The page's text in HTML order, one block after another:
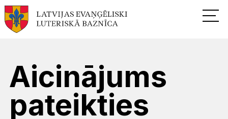
Aicinājums
pateikties